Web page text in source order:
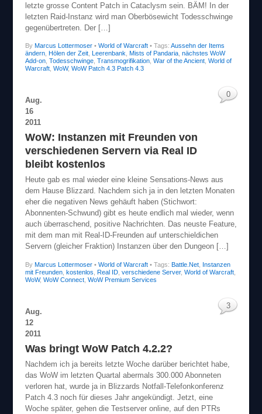
letzte grosse Content Patch in Cataclysm sein. BÄM! In der
letzten Raid-Instanz wird man Oberbösewicht Todesschwinge
gegenübertreten. Der […]
By Marcus Lottermoser• World of Warcraft • Tags: Aussehn der Items
ändern, Hölen der Zeit, Leerenbank Mists of Pandaria, nächstes WoW
Add-on, Todesschwinge, Transmogrifikation, War of the Ancient, World of
Warcraft, WoW, WoW Patch 4.3 Patch 4.3
Aug.
16
2011
WoW: Instanzen mit Freunden von
verschiedenen Servern via Real ID
bleibt kostenlos
Heute gab es mal wieder eine kleine Sensations-News aus
dem Hause Blizzard. Nachdem sich ja in den letzten Monaten
eher die negativen News gehäuft haben (Stichwort:
Abonnenten-Schwund) gibt es heute endlich mal wieder, wenn
auch überraschend, positive Nachrichten. Das neuste Feature,
mit dem man mit Real-ID-Freunden auf unterschieldichen
Servern (gleicher Fraktion) Instanzen über den Dungeon […]
By Marcus Lottermoser• World of Warcraft
0
• Tags: Battle.Net, Instanzen
mit Freunden, kostenlos Real ID, verschiedene Server, World of Warcraft,
WoW, WoW Connect, WoW Premium Services
Aug.
12
2011
Was bringt WoW Patch 4.2.2?
Nachdem ich ja bereits letzte Woche darüber berichtet habe,
das WoW im letzten Quartal abermals 300.000 Abonneten
verloren hat, wurde ja in Blizzards Notfall-Telefonkonferenz
Patch 4.3 noch für dieses Jahr angekündigt. Jetzt, eine
Woche später, gehen die Testserver online, auf den PTRs
3